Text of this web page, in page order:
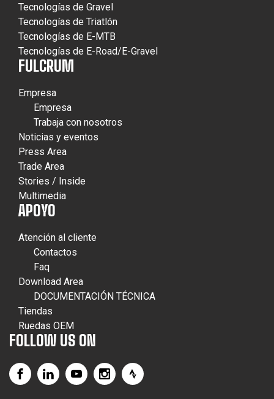
Tecnologías de Gravel
Tecnologías de Triatlón
Tecnologías de E-MTB
Tecnologías de E-Road/E-Gravel
FULCRUM
Empresa
Empresa
Trabaja con nosotros
Noticias y eventos
Press Area
Trade Area
Stories / Inside
Multimedia
APOYO
Atención al cliente
Contactos
Faq
Download Area
DOCUMENTACIÓN TÉCNICA
Tiendas
Ruedas OEM
FOLLOW US ON